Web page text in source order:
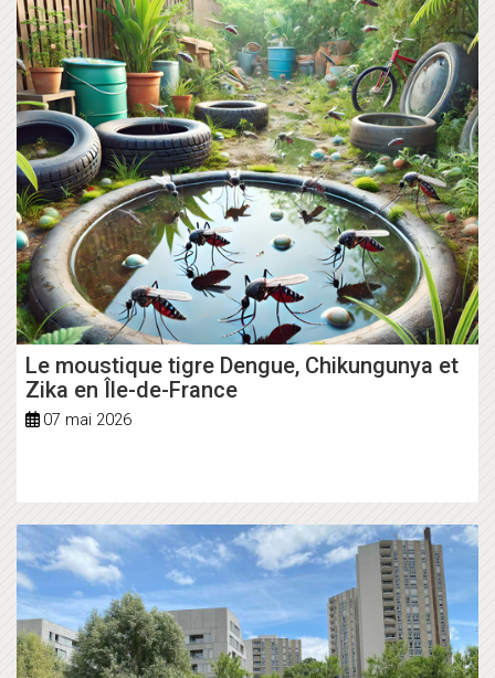
Le moustique tigre Dengue, Chikungunya et
Zika en Île-de-France
07 mai 2026